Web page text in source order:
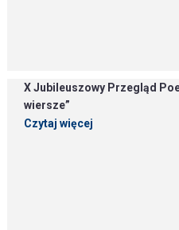
X Jubileuszowy Przegląd
wiersze”
Czytaj więcej